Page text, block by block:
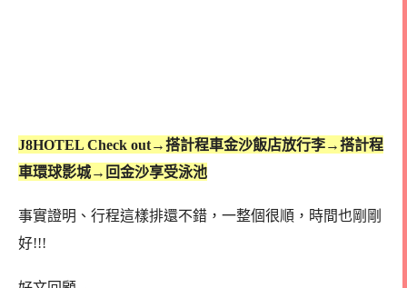
J8HOTEL Check out→搭計程車金沙飯店放行李→搭計程
車環球影城→回金沙享受泳池
事實證明、行程這樣排還不錯，一整個很順，時間也剛剛
好!!!